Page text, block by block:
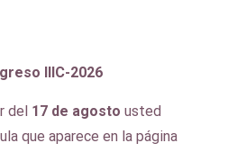
IIIC-2026
del 17 de agosto usted
que aparece en la página